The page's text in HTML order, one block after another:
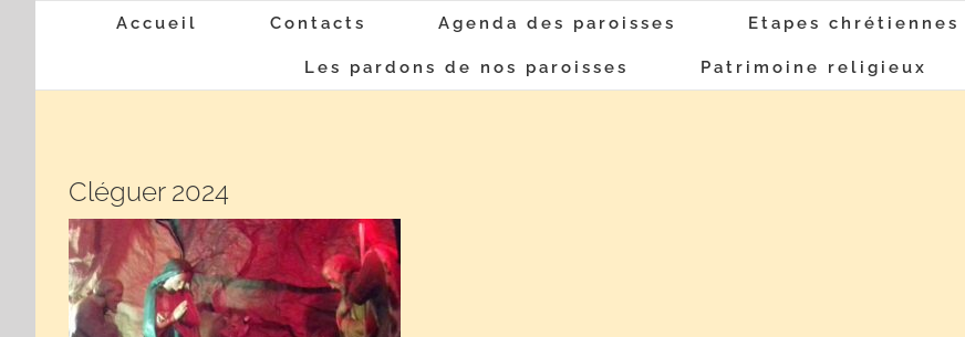
Accueil Contacts Agenda des paroisses Etapes chrétiennes
Les pardons de nos paroisses Patrimoine religieux
Cléguer 2024